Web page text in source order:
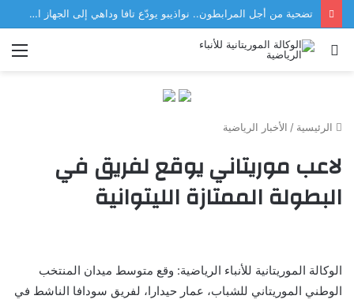
تضحية من أجل المرابطون.. نواذيبو يودّع تافا وداهي إلى الجهاز الفني للمنتخب
بحث
الرئيسية / الأخبار الرياضية
لاعب موريتاني يوقع لفريق في
البطولة الممتازة الليتوانية
الوكالة الموريتانية للأنباء الرياضية: وقع متوسط ميدان المنتخب
الوطني الموريتاني للشباب، عمار حيدارا، لفريق سودافا الناشط في